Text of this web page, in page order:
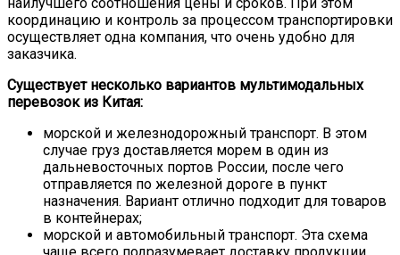
координацию и контроль за процессом транспортировки
осуществляет одна компания, что очень удобно для
заказчика.
Существует несколько вариантов мультимодальных
перевозок из Китая:
морской и железнодорожный транспорт. В этом
случае груз доставляется морем в один из
дальневосточных портов России, после чего
отправляется по железной дороге в пункт
назначения. Вариант отлично подходит для товаров
в контейнерах;
морской и автомобильный транспорт. Эта схема
чаще всего подразумевает доставку продукции